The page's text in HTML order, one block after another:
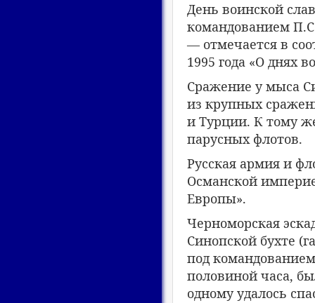
День воинской
командованием
— отмечается в
1995 года «О днях
Сражение у мыса
из крупных
и Турции. К тому
парусных флотов.
Русская армия и
Османской
Европы».
Черноморская
Синопской бухте
под
половиной часа,
одному удалось